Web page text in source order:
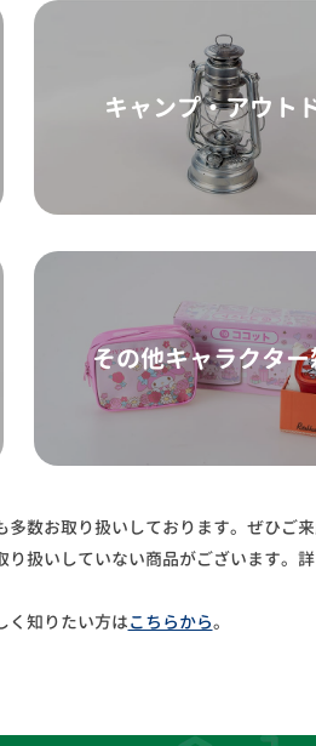
キャンプ・アウト
その他キャラクター
多数お取り扱いしております。ぜひご来
り扱いしていない商品がございます。
く知りたい方はこちらから。